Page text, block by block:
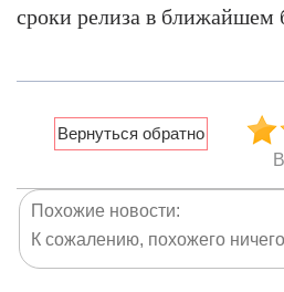
сроки релиза в ближайшем
Похожие новости:
К сожалению, похожего